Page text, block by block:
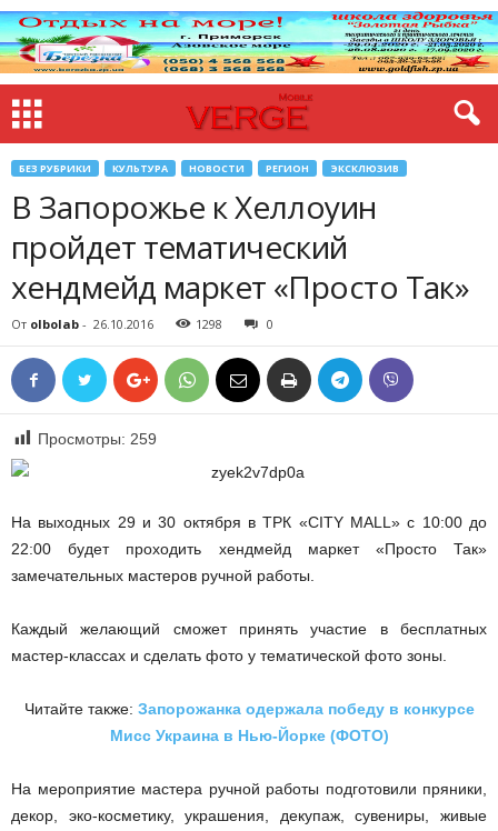
БЕЗ РУБРИКИ КУЛЬТУРА НОВОСТИ РЕГИОН ЭКСКЛЮЗИВ
В Запорожье к Хеллоуин
пройдет тематический
хендмейд маркет «Просто Так»
От olbolab - 26.10.2016 1298 0
Просмотры: 259
На выходных 29 и 30 октября в ТРК «CITY MALL» с 10:00 до
22:00 будет проходить хендмейд маркет «Просто Так»
замечательных мастеров ручной работы.
Каждый желающий сможет принять участие в бесплатных
мастер-классах и сделать фото у тематической фото зоны.
Читайте также: Запорожанка одержала победу в конкурсе
Мисс Украина в Нью-Йорке (ФОТО)
На мероприятие мастера ручной работы подготовили пряники,
декор, эко-косметику, украшения, декупаж, сувениры, живые